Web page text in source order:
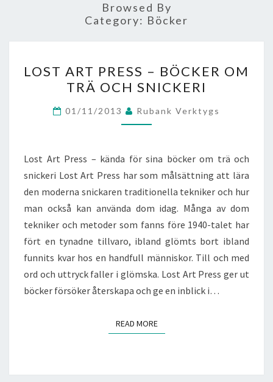
Browsed By
Category: Böcker
ART
PRESS
–
BÖCKER
TRÄ
OCH
SNICKERI
LOST ART PRESS – BÖCKER OM
TRÄ OCH SNICKERI
01/11/2013 Rubank Verktygs
Lost Art Press – kända för sina böcker om trä och
snickeri Lost Art Press har som målsättning att lära
den moderna snickaren traditionella tekniker och hur
man också kan använda dom idag. Många av dom
tekniker och metoder som fanns före 1940-talet har
fört en tynadne tillvaro, ibland glömts bort ibland
funnits kvar hos en handfull människor. Till och med
ord och uttryck faller i glömska. Lost Art Press ger ut
böcker försöker återskapa och ge en inblick i…
READ MOREREAD MORE